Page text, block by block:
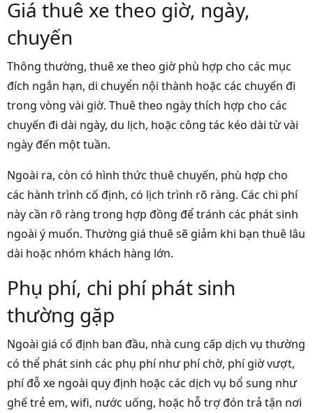
Giá thuê xe theo giờ, ngày,
chuyến
Thông thường, thuê xe theo giờ phù hợp cho các mục
đích ngắn hạn, di chuyển nội thành hoặc các chuyến đi
trong vòng vài giờ. Thuê theo ngày thích hợp cho các
chuyến đi dài ngày, du lịch, hoặc công tác kéo dài từ vài
ngày đến một tuần.
Ngoài ra, còn có hình thức thuê chuyến, phù hợp cho
các hành trình cố định, có lịch trình rõ ràng. Các chi phí
này cần rõ ràng trong hợp đồng để tránh các phát sinh
ngoài ý muốn. Thường giá thuê sẽ giảm khi bạn thuê lâu
dài hoặc nhóm khách hàng lớn.
Phụ phí, chi phí phát sinh
thường gặp
Ngoài giá cố định ban đầu, nhà cung cấp dịch vụ thường
có thể phát sinh các phụ phí như phí chờ, phí giờ vượt,
phí đỗ xe ngoài quy định hoặc các dịch vụ bổ sung như
ghế trẻ em, wifi, nước uống, hoặc hỗ trợ đón trả tận nơi